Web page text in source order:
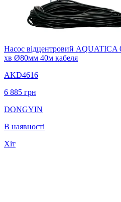
Насос відцентровий
хв Ø80мм 40м кабеля
AKD4616
6 885 грн
DONGYIN
В наявності
Хіт